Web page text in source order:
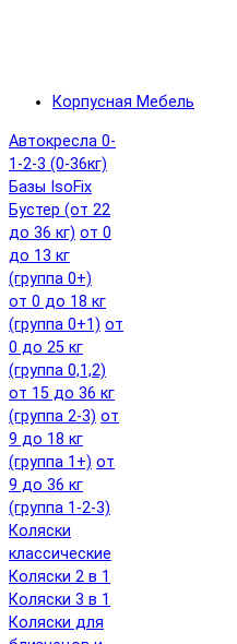
Корпусная Мебель
Автокресла 0-
1-2-3 (0-36кг)
Базы IsoFix
Бустер (от 22
до 36 кг) от 0
до 13 кг
(группа 0+)
от 0 до 18 кг
(группа 0+1) от
0 до 25 кг
(группа 0,1,2)
от 15 до 36 кг
(группа 2-3) от
9 до 18 кг
(группа 1+) от
9 до 36 кг
(группа 1-2-3)
Коляски
классические
Коляски 2 в 1
Коляски 3 в 1
Коляски для